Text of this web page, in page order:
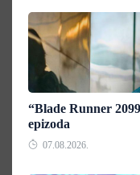
“Blade Runner
epizoda
07.08.2026.